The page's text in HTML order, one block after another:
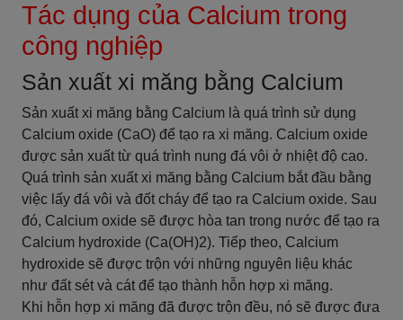
Tác dụng của Calcium trong
công nghiệp
Sản xuất xi măng bằng Calcium
Sản xuất xi măng bằng Calcium là quá trình sử dụng
Calcium oxide (CaO) để tạo ra xi măng. Calcium oxide
được sản xuất từ quá trình nung đá vôi ở nhiệt độ cao.
Quá trình sản xuất xi măng bằng Calcium bắt đầu bằng
việc lấy đá vôi và đốt cháy để tạo ra Calcium oxide. Sau
đó, Calcium oxide sẽ được hòa tan trong nước để tạo ra
Calcium hydroxide (Ca(OH)2). Tiếp theo, Calcium
hydroxide sẽ được trộn với những nguyên liệu khác
như đất sét và cát để tạo thành hỗn hợp xi măng.
Khi hỗn hợp xi măng đã được trộn đều, nó sẽ được đưa